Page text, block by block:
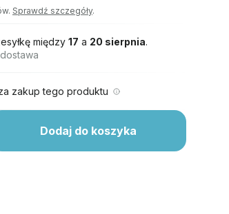
Sprawdź szczegóły.
między 17 a 20 sierpnia.
zakup tego produktu
Dodaj do koszyka